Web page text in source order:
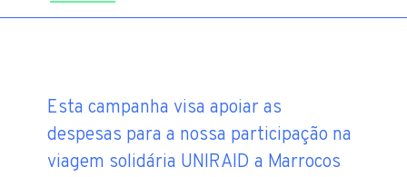
Esta campanha visa apoiar as
despesas para a nossa participação na
viagem solidária UNIRAID a Marrocos